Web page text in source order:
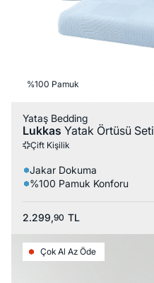
%100 Pamuk
Yataş Bedding
Lukkas Yatak Örtüsü Seti
Çift Kişilik
Jakar Dokuma
%100 Pamuk Konforu
2.299,90 TL
Çok Al Az Öde